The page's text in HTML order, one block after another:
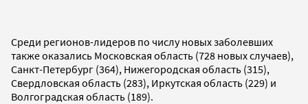
Среди регионов-лидеров по числу новых заболевших
также оказались Московская область (728 новых случаев),
Санкт-Петербург (364), Нижегородская область (315),
Свердловская область (283), Иркутская область (229) и
Волгоградская область (189).